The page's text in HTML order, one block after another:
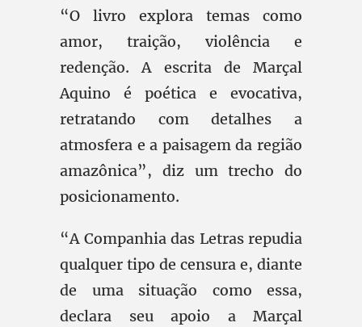
“O livro explora temas como
amor, traição, violência e
redenção. A escrita de Marçal
Aquino é poética e evocativa,
retratando com detalhes a
atmosfera e a paisagem da região
amazônica”, diz um trecho do
posicionamento.
“A Companhia das Letras repudia
qualquer tipo de censura e, diante
de uma situação como essa,
declara seu apoio a Marçal